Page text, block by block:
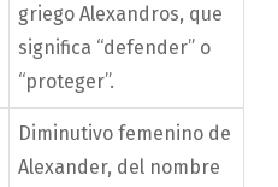
griego Alexandros, que
significa “defender” o
“proteger”.
Diminutivo femenino de
Alexander, del nombre